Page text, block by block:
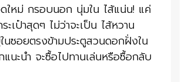
ใหม่ กรอบนอก นุ่มใน ไส้แน่น! แค่
เป๋าสุดๆ ไม่ว่าจะเป็น ไส้หวาน
นซอยตรงข้ามประตูสวนดอกฝั่งใน
ะนำ จะซื้อไปทานเล่นหรือซื้อกลับ